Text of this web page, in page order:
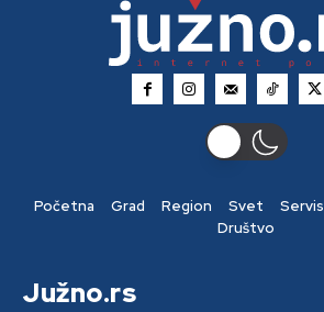
Početna Grad Region Svet Servis
Društvo
Južno.rs